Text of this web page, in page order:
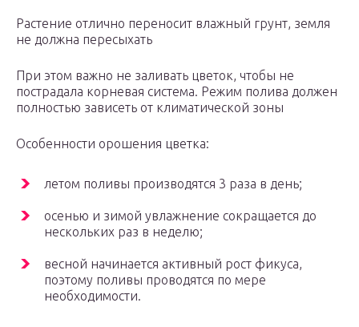
Растение отлично переносит влажный грунт, земля
не должна пересыхать
При этом важно не заливать цветок, чтобы не
пострадала корневая система. Режим полива должен
полностью зависеть от климатической зоны
Особенности орошения цветка:
летом поливы производятся 3 раза в день;
осенью и зимой увлажнение сокращается до
нескольких раз в неделю;
весной начинается активный рост фикуса,
поэтому поливы проводятся по мере
необходимости.